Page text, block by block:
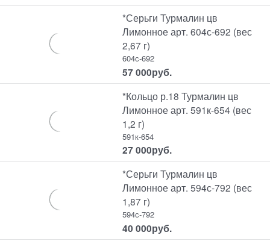
*Серьги Турмалин цв
Лимонное арт. 604с-692 (вес
2,67 г)
604с-692
57 000руб.
*Кольцо р.18 Турмалин цв
Лимонное арт. 591к-654 (вес
1,2 г)
591к-654
27 000руб.
*Серьги Турмалин цв
Лимонное арт. 594с-792 (вес
1,87 г)
594с-792
40 000руб.